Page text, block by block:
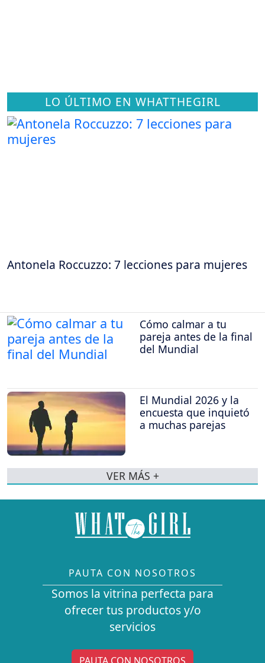
LO ÚLTIMO EN WHATTHEGIRL
Antonela Roccuzzo: 7 lecciones para mujeres
Cómo calmar a tu
pareja antes de la final
del Mundial
El Mundial 2026 y la
encuesta que inquietó
a muchas parejas
VER MÁS +
PAUTA CON NOSOTROS
Somos la vitrina perfecta para
ofrecer tus productos y/o
servicios